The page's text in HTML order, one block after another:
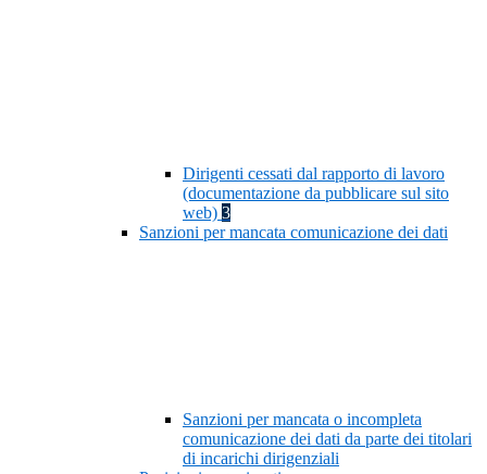
Dirigenti cessati dal rapporto di lavoro
(documentazione da pubblicare sul sito
web) 3
Sanzioni per mancata comunicazione dei dati
Sanzioni per mancata o incompleta
comunicazione dei dati da parte dei titolari
di incarichi dirigenziali